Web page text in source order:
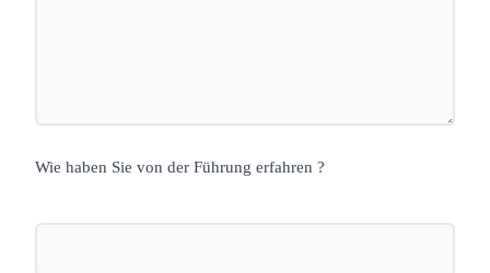
Wie haben Sie von der Führung erfahren ?